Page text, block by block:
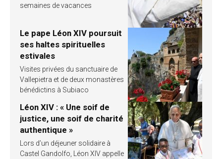
semaines de vacances
Le pape Léon XIV poursuit
ses haltes spirituelles
estivales
Visites privées du sanctuaire de
Vallepietra et de deux monastères
bénédictins à Subiaco
Léon XIV : « Une soif de
justice, une soif de charité
authentique »
Lors d’un déjeuner solidaire à
Castel Gandolfo, Léon XIV appelle